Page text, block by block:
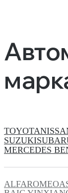
TOYOTA
SUZUKI
MERCEDES
ALFAROMEO